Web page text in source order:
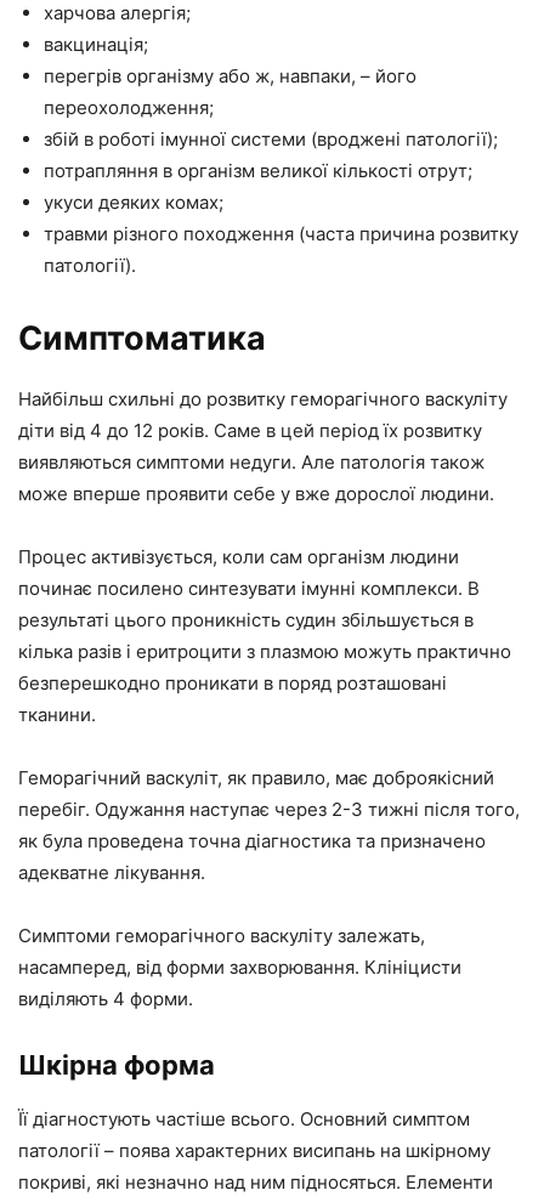
харчова алергія;
вакцинація;
перегрів організму або ж, навпаки, – його
переохолодження;
збій в роботі імунної системи (вроджені патології);
потрапляння в організм великої кількості отрут;
укуси деяких комах;
травми різного походження (часта причина розвитку
патології).
Симптоматика
Найбільш схильні до розвитку геморагічного васкуліту
діти від 4 до 12 років. Саме в цей період їх розвитку
виявляються симптоми недуги. Але патологія також
може вперше проявити себе у вже дорослої людини.
Процес активізується, коли сам організм людини
починає посилено синтезувати імунні комплекси. В
результаті цього проникність судин збільшується в
кілька разів і еритроцити з плазмою можуть практично
безперешкодно проникати в поряд розташовані
тканини.
Геморагічний васкуліт, як правило, має доброякісний
перебіг. Одужання наступає через 2-3 тижні після того,
як була проведена точна діагностика та призначено
адекватне лікування.
Симптоми геморагічного васкуліту залежать,
насамперед, від форми захворювання. Клініцисти
виділяють 4 форми.
Шкірна форма
Її діагностують частіше всього. Основний симптом
патології – поява характерних висипань на шкірному
покриві, які незначно над ним підносяться. Елементи